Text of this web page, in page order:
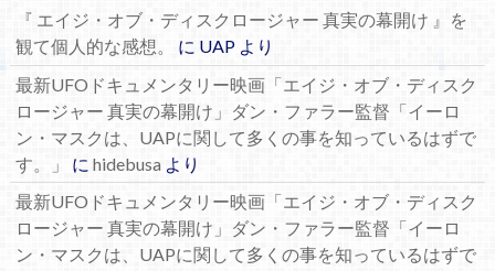
『 エイジ・オブ・ディスクロージャー 真実の幕開け 』を
観て個人的な感想。
に UAPより
最新UFOドキュメンタリー映画「エイジ・オブ・ディスク
ロージャー 真実の幕開け」ダン・ファラー監督「イーロ
ン・マスクは、UAPに関して多くの事を知っているはずで
す。」
に hidebusaより
最新UFOドキュメンタリー映画「エイジ・オブ・ディスク
ロージャー 真実の幕開け」ダン・ファラー監督「イーロ
ン・マスクは、UAPに関して多くの事を知っているはずで